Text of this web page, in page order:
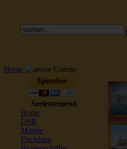
Home Galerie
Seeleutemenü
Home
DSR
Marine
Fischfang